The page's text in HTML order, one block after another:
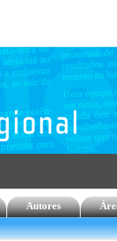
Autores